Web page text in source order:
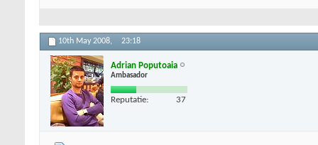
10th May 2008, 23:18
Adrian Poputoaia
Ambasador
Reputatie: 37